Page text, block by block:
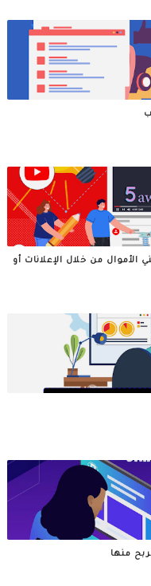
من خلال الإعلانات أو
منها